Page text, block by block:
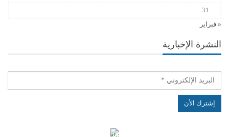
31
« فبراير
النشرة الإخبارية
الهياكل الخاضعة لقانون النفاذ إلى المعلومة